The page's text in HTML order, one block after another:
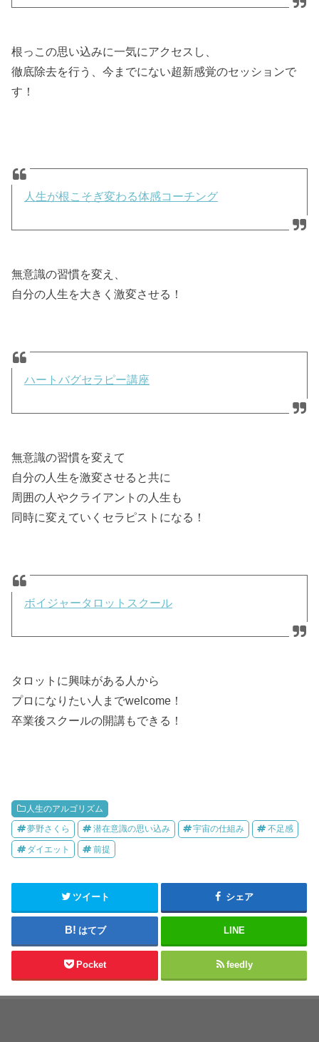
根っこの思い込みに一気にアクセスし、
徹底除去を行う、今までにない超新感覚のセッションで
す！
人生が根こそぎ変わる体感コーチング
無意識の習慣を変え、
自分の人生を大きく激変させる！
ハートバグセラピー講座
無意識の習慣を変えて
自分の人生を激変させると共に
周囲の人やクライアントの人生も
同時に変えていくセラピストになる！
ボイジャータロットスクール
タロットに興味がある人から
プロになりたい人までwelcome！
卒業後スクールの開講もできる！
人生のアルゴリズム
夢野さくら 潜在意識の思い込み 宇宙の仕組み 不足感
ダイエット 前提
ツイート シェア
はてブ LINE
Pocket feedly